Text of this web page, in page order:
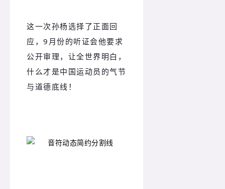
这一次孙杨选择了正面回
应，9月份的听证会他要求
公开审理，让全世界明白，
什么才是中国运动员的气节
与道德底线！